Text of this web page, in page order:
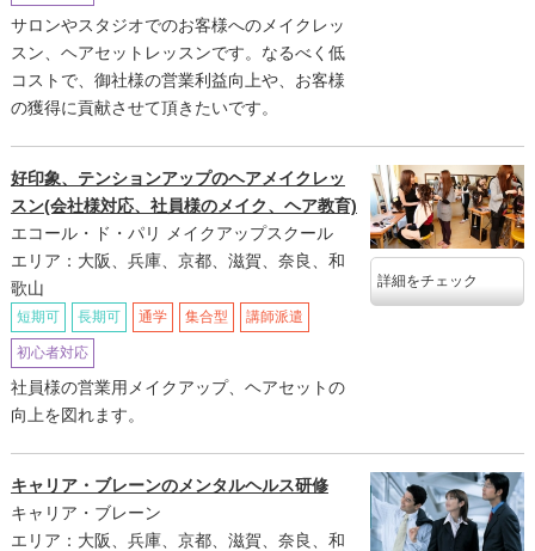
サロンやスタジオでのお客様へのメイクレッ
スン、ヘアセットレッスンです。なるべく低
コストで、御社様の営業利益向上や、お客様
の獲得に貢献させて頂きたいです。
好印象、テンションアップのヘアメイクレッ
スン(会社様対応、社員様のメイク、ヘア教育)
エコール・ド・パリ メイクアップスクール
エリア：大阪、兵庫、京都、滋賀、奈良、和
歌山
短期可 長期可 通学 集合型 講師派遣
初心者対応
社員様の営業用メイクアップ、ヘアセットの
向上を図れます。
詳細をチェック
キャリア・ブレーンのメンタルヘルス研修
キャリア・ブレーン
エリア：大阪、兵庫、京都、滋賀、奈良、和